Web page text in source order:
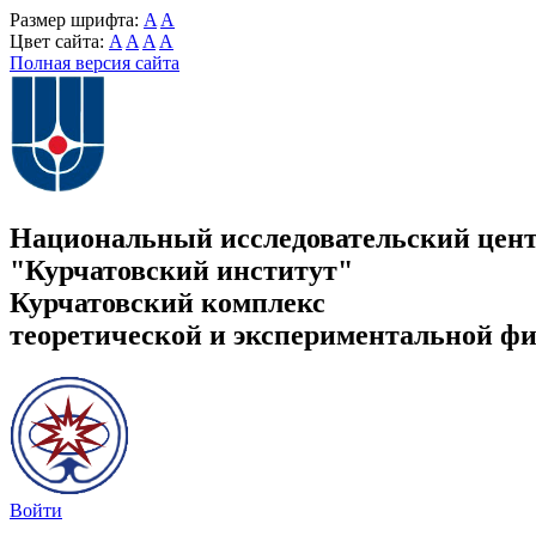
Размер шрифта: A A
Цвет сайта: A A A A
Полная версия сайта
Национальный исследовательский
"Курчатовский институт"
Курчатовский комплекс
теоретической и экспериментальной
Войти